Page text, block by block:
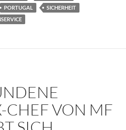
PORTUGAL
SICHERHEIT
CHEF VON MF